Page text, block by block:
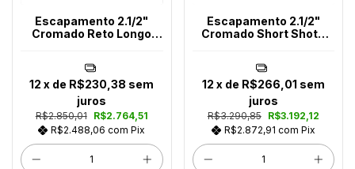
Escapamento 2.1/2"
Cromado Reto Longo
R$2.850,01
R$2.764,51
R$2.488,06com Pix
12 x de R$230,38 sem
juros
Escapamento 2.1/2"
Cromado Short Shots
R$3.290,85
R$3.192,12
R$2.872,91 com Pix
12 x de R$266,01 sem
juros